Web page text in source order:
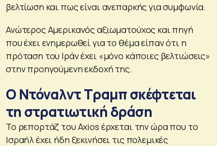
βελτίωση και πως είναι ανεπαρκής για συμφωνία.
Ανώτερος Αμερικανός αξιωματούχος και πηγή
που έχει ενημερωθεί για το θέμα είπαν ότι η
πρόταση του Ιράν έχει «μόνο κάποιες βελτιώσεις»
στην προηγούμενη εκδοχή της.
Ο Ντόναλντ Τραμπ σκέφτεται
τη στρατιωτική δράση
Το ρεπορτάζ του Axios έρχεται την ώρα που το
Ισραήλ έχει ήδη ξεκινήσει τις πολεμικές